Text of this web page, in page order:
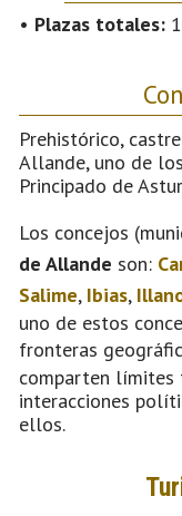
• Plazas totales:
Prehistórico,
Allande, uno de
Principado de
Los concejos
de Allande son:
Salime, Ibias,
uno de estos
fronteras
comparten límites
interacciones
ellos.